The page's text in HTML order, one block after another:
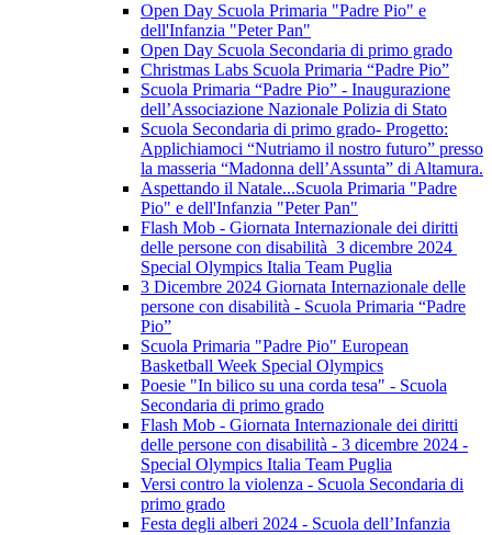
Open Day Scuola Primaria "Padre Pio" e
dell'Infanzia "Peter Pan"
Open Day Scuola Secondaria di primo grado
Christmas Labs Scuola Primaria “Padre Pio”
Scuola Primaria “Padre Pio” - Inaugurazione
dell’Associazione Nazionale Polizia di Stato
Scuola Secondaria di primo grado- Progetto:
Applichiamoci “Nutriamo il nostro futuro” presso
la masseria “Madonna dell’Assunta” di Altamura.
Aspettando il Natale...Scuola Primaria "Padre
Pio" e dell'Infanzia "Peter Pan"
Flash Mob - Giornata Internazionale dei diritti
delle persone con disabilità 3 dicembre 2024
Special Olympics Italia Team Puglia
3 Dicembre 2024 Giornata Internazionale delle
persone con disabilità - Scuola Primaria “Padre
Pio”
Scuola Primaria "Padre Pio" European
Basketball Week Special Olympics
Poesie "In bilico su una corda tesa" - Scuola
Secondaria di primo grado
Flash Mob - Giornata Internazionale dei diritti
delle persone con disabilità - 3 dicembre 2024 -
Special Olympics Italia Team Puglia
Versi contro la violenza - Scuola Secondaria di
primo grado
Festa degli alberi 2024 - Scuola dell’Infanzia